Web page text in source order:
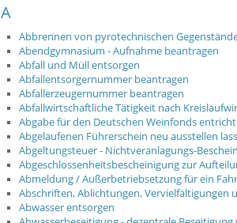
A
Abbrennen von pyrotechnischen
Abendgymnasium - Aufnahme beantragen
Abfall und Müll entsorgen
Abfallentsorgernummer beantragen
Abfallerzeugernummer beantragen
Abfallwirtschaftliche Tätigkeit nach
Abgabe für den Deutschen Weinfonds
Abgelaufenen Führerschein neu ausstellen
Abgeltungsteuer - Nichtveranlagungs-
Abgeschlossenheitsbescheinigung zur
Abmeldung / Außerbetriebsetzung für ein
Abschriften, Ablichtungen, Vervielfältigungen
Abwasser entsorgen